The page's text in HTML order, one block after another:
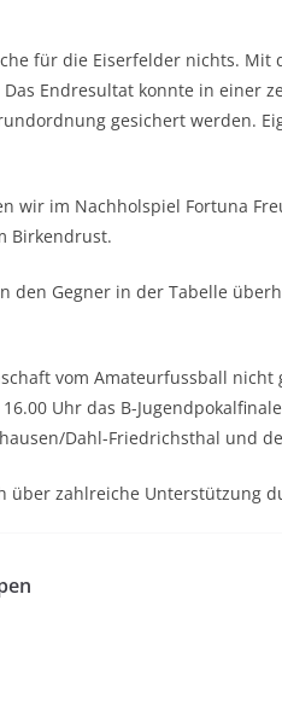
für die Eiserfelder nichts. Mit
Endresultat konnte in einer
gesichert werden.
wir im Nachholspiel Fortuna
Birkendrust.
den Gegner in der Tabelle
vom Amateurfussball
Uhr das B-
Dahl-Friedrichsthal und
über zahlreiche Unterstützung